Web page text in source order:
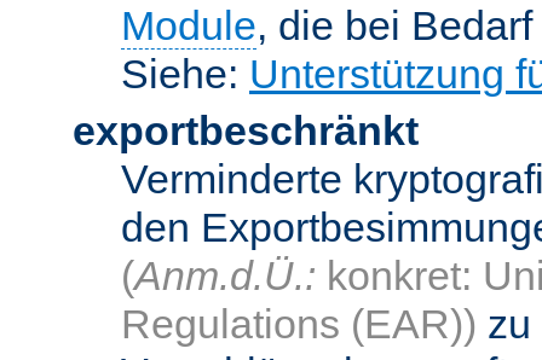
Module, die bei
Siehe: Unterstützung
exportbeschränkt
Verminderte
den
(Anm.d.Ü.: konkret:
Regulations (EAR)) zu